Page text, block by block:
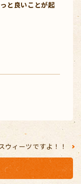
と良いことが起
ウィーツですよ！！